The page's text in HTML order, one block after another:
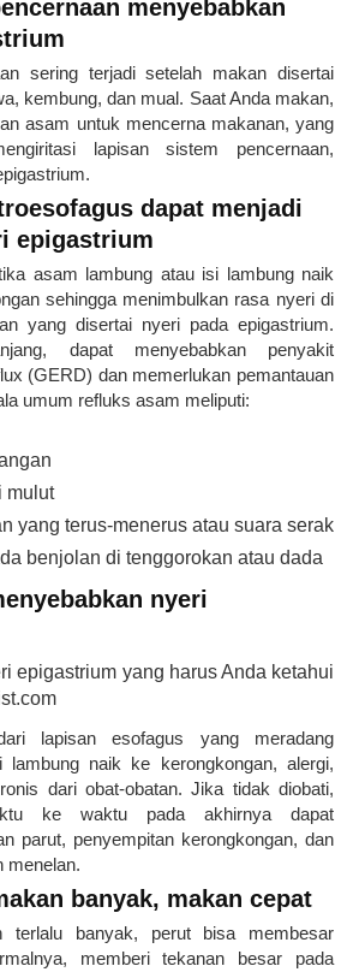
menyebabkan
sering terjadi setelah makan disertai
kembung, dan mual. Saat Anda makan,
asam untuk mencerna makanan, yang
lapisan sistem pencernaan,
dapat menjadi
epigastrium
asam lambung atau isi lambung naik
sehingga menimbulkan rasa nyeri di
yang disertai nyeri pada epigastrium.
dapat menyebabkan penyakit
(GERD) dan memerlukan pemantauan
umum refluks asam meliputi:
mulut
yang terus-menerus atau suara serak
benjolan di tenggorokan atau dada
nyeri
lapisan esofagus yang meradang
naik ke kerongkongan, alergi,
dari obat-obatan. Jika tidak diobati,
ke waktu pada akhirnya dapat
parut, penyempitan kerongkongan, dan
menelan.
banyak, makan cepat
terlalu banyak, perut bisa membesar
memberi tekanan besar pada